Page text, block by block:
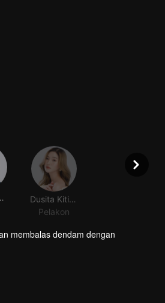
Pelakon
membalas dendam dengan